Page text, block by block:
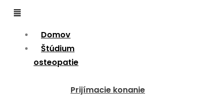
Menu
Domov
Štúdium
osteopatie
Prijímacie konanie